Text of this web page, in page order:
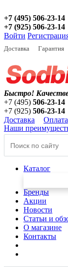
+7 (495) 506-23-14
+7 (925) 506-23-14
Войти
Доставка Гарантия
Быстро!
+7 (495) 506-23-14
+7 (925) 506-23-14
Доставка
Оплата
Наши
Каталог
Бренды
Акции
Новости
Статьи и
О магазине
Контакты